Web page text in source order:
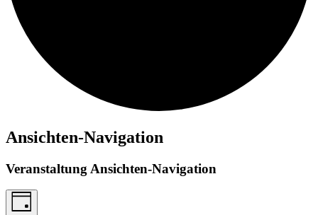
Ansichten-Navigation
Veranstaltung Ansichten-Navigation